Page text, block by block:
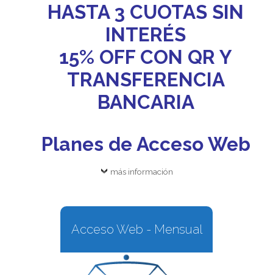
HASTA 3 CUOTAS SIN
INTERÉS
15% OFF CON QR Y
TRANSFERENCIA
BANCARIA
Planes de Acceso Web
más información
Acceso Web - Mensual